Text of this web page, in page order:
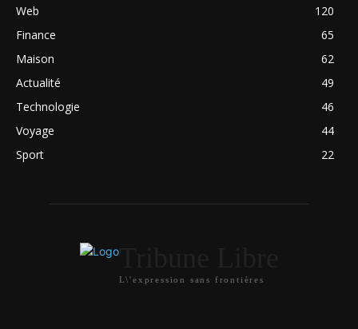
Web
120
Finance
65
Maison
62
Actualité
49
Technologie
46
Voyage
44
Sport
22
Tribune Libre
L\'expression sans frontières